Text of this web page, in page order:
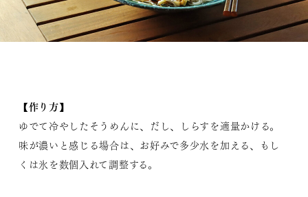
【作り方】
ゆでて冷やしたそうめんに、だし、しらすを適量かける。
味が濃いと感じる場合は、お好みで多少水を加える、もし
くは氷を数個入れて調整する。